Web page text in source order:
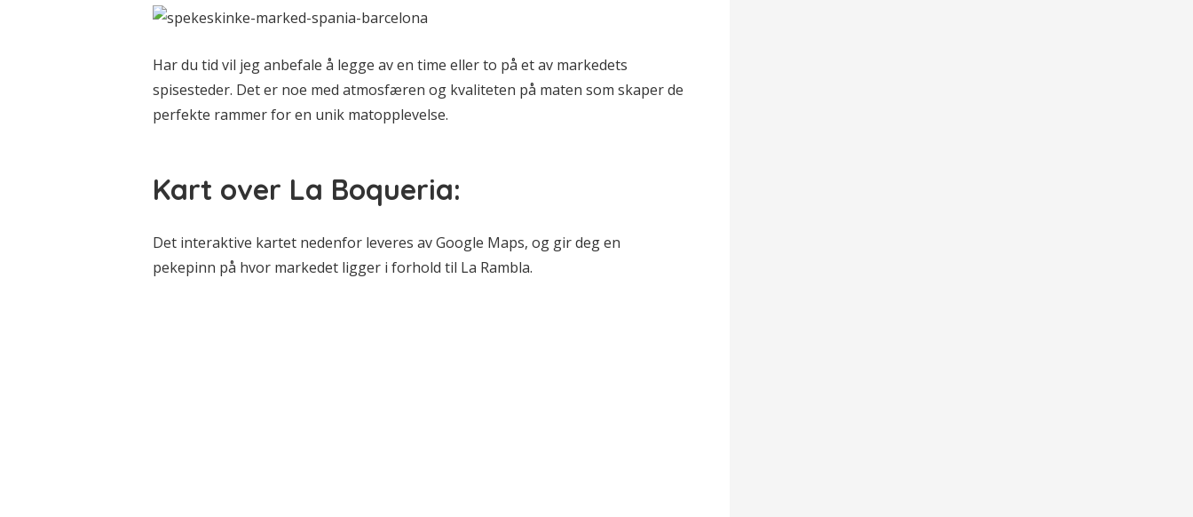
Har du tid vil jeg anbefale å legge av en time eller to på et av markedets
spisesteder. Det er noe med atmosfæren og kvaliteten på maten som skaper de
perfekte rammer for en unik matopplevelse.
Kart over La Boqueria:
Det interaktive kartet nedenfor leveres av Google Maps, og gir deg en
pekepinn på hvor markedet ligger i forhold til La Rambla.